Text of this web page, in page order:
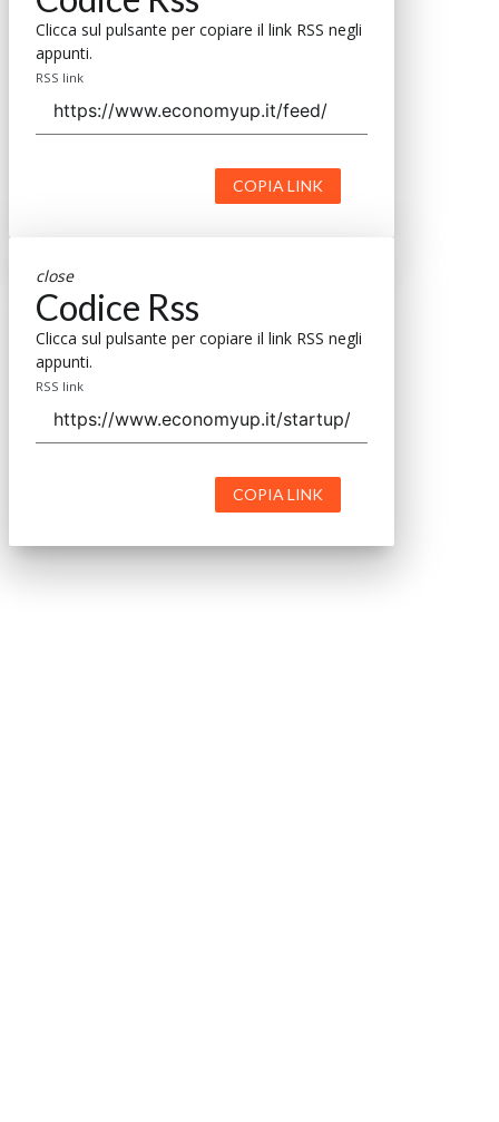
Clicca sul pulsante per copiare il link RSS negli
appunti.
RSS link
COPIA LINK
close
Codice Rss
Clicca sul pulsante per copiare il link RSS negli
appunti.
RSS link
COPIA LINK